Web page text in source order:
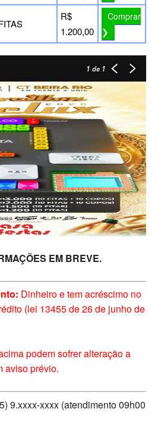
R$
1.200,00
Comprar
❯
1 de 1
EM BREVE.
Dinheiro e tem acréscimo no
(lei 13455 de 26 de junho de
podem sofrer alteração a
aviso prévio.
9.xxxx-xxxx (atendimento 09h00